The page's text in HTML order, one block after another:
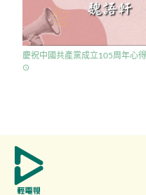
慶祝中國共產黨成立105周年心
access_time